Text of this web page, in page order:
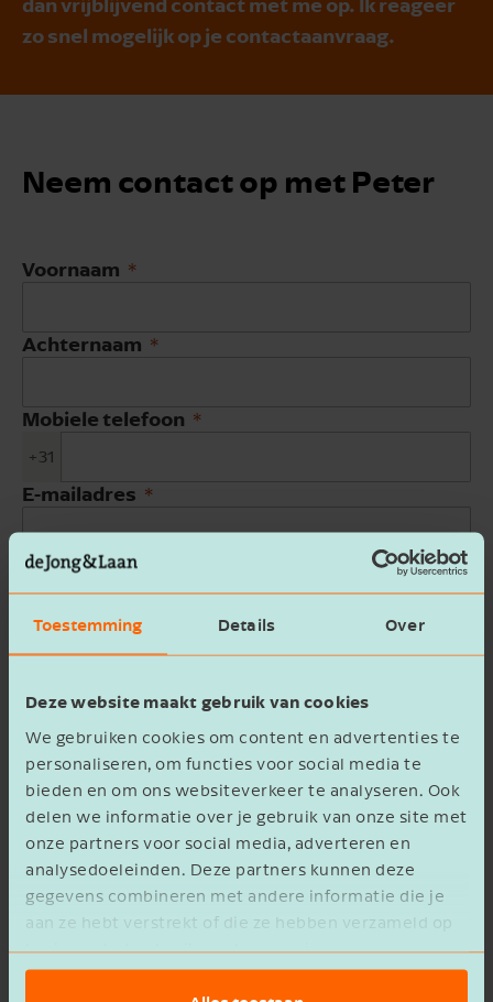
Toestemming Details Over
Deze website maakt gebruik van cookies
We gebruiken cookies om content en advertenties te
personaliseren, om functies voor social media te
bieden en om ons websiteverkeer te analyseren. Ook
delen we informatie over je gebruik van onze site met
onze partners voor social media, adverteren en
analysedoeleinden. Deze partners kunnen deze
gegevens combineren met andere informatie die je
aan ze hebt verstrekt of die ze hebben verzameld op
basis van het gebruik van hun services.
zo snel mogelijk op je contactaanvraag.
Neem contact op met Peter
Voornaam
Achternaam
Mobiele telefoon
+31
E-mailadres
Bedrijfsnaam
Ik ga akkoord met hetprivacy statement
Verzenden